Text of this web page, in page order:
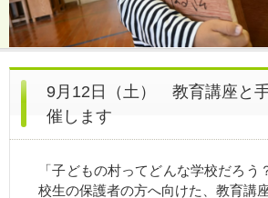
9月12日（土） 教育講座と
催します
「子どもの村ってどんな学校だろう
校生の保護者の方へ向けた、教育講